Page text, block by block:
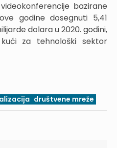
bazirane
godine dosegnuti 5,41
dolara u 2020. godini,
za tehnološki sektor
društvene mreže